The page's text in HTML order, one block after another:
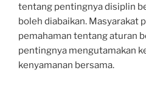
tentang pentingnya disiplin
boleh diabaikan. Masyarakat
pemahaman tentang aturan
pentingnya mengutamakan
kenyamanan bersama.